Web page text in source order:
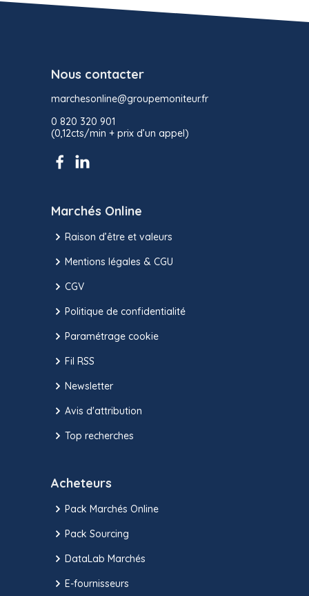
Nous contacter
marchesonline@groupemoniteur.fr
0 820 320 901
(0,12cts/min + prix d’un appel)
Marchés Online
Raison d’être et valeurs
Mentions légales & CGU
CGV
Politique de confidentialité
Paramétrage cookie
Fil RSS
Newsletter
Avis d'attribution
Top recherches
Acheteurs
Pack Marchés Online
Pack Sourcing
DataLab Marchés
E-fournisseurs